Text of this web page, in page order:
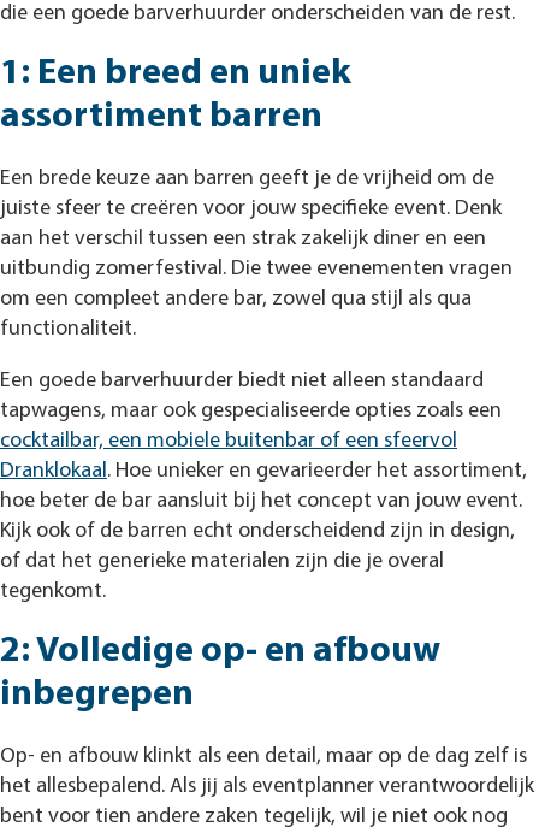
die een goede barverhuurder onderscheiden van de rest.
1: Een breed en uniek
assortiment barren
Een brede keuze aan barren geeft je de vrijheid om de
juiste sfeer te creëren voor jouw specifieke event. Denk
aan het verschil tussen een strak zakelijk diner en een
uitbundig zomerfestival. Die twee evenementen vragen
om een compleet andere bar, zowel qua stijl als qua
functionaliteit.
Een goede barverhuurder biedt niet alleen standaard
tapwagens, maar ook gespecialiseerde opties zoals een
cocktailbar, een mobiele buitenbar of een sfeervol
Dranklokaal . Hoe unieker en gevarieerder het assortiment,
hoe beter de bar aansluit bij het concept van jouw event.
Kijk ook of de barren echt onderscheidend zijn in design,
of dat het generieke materialen zijn die je overal
tegenkomt.
2: Volledige op- en afbouw
inbegrepen
Op- en afbouw klinkt als een detail, maar op de dag zelf is
het allesbepalend. Als jij als eventplanner verantwoordelijk
bent voor tien andere zaken tegelijk, wil je niet ook nog